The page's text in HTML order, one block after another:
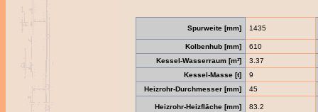
Spurweite [mm] 1435
Kolbenhub [mm]
610
Kessel-Wasserraum [m³]
3.37
Kessel-Masse [t]
9
Heizrohr-Durchmesser [mm]
45
Heizrohr-Heizfläche [mm] 83.2